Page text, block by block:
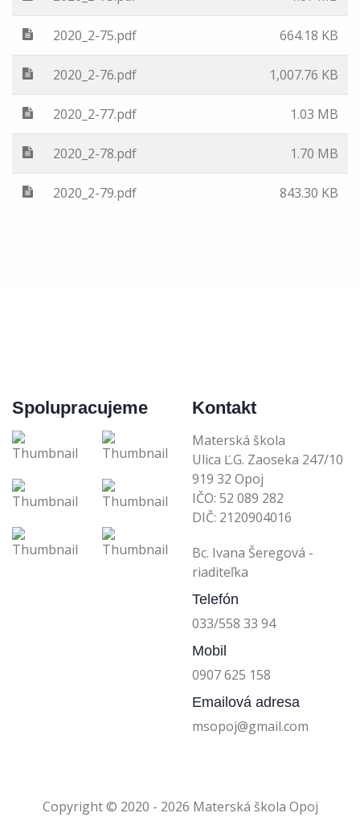
2020_2-75.pdf 664.18 KB
2020_2-76.pdf 1,007.76 KB
2020_2-77.pdf 1.03 MB
2020_2-78.pdf 1.70 MB
2020_2-79.pdf 843.30 KB
Spolupracujeme Kontakt
Materská škola
Ulica Ľ.G. Zaoseka 247/10
919 32 Opoj
IČO: 52 089 282
DIČ: 2120904016
Bc. Ivana Šeregová -
riaditeľka
Telefón
033/558 33 94
Mobil
0907 625 158
Emailová adresa
msopoj@gmail.com
Copyright © 2020 - 2026 Materská škola Opoj